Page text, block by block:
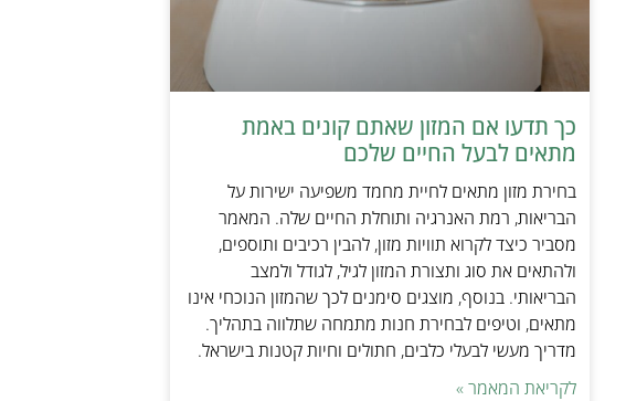
כך תדעו אם המזון שאתם קונים באמת
מתאים לבעל החיים שלכם
בחירת מזון מתאים לחיית מחמד משפיעה ישירות על
הבריאות, רמת האנרגיה ותוחלת החיים שלה. המאמר
מסביר כיצד לקרוא תוויות מזון, להבין רכיבים ותוספים,
ולהתאים את סוג ותצורת המזון לגיל, לגודל ולמצב
הבריאותי. בנוסף, מוצגים סימנים לכך שהמזון הנוכחי אינו
מתאים, וטיפים לבחירת חנות מתמחה שתלווה בתהליך.
מדריך מעשי לבעלי כלבים, חתולים וחיות קטנות בישראל.
לקריאת המאמר »